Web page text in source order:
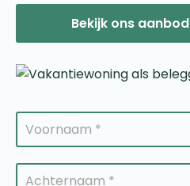
Bekijk ons aanbod